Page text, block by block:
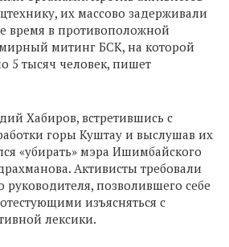
их массово задерживали
время в противоположной
митинг БСК, на которой
5 тысяч человек, пишет
Хабиров, встретившись с
горы Куштау и выслушав их
«убирать» мэра Ишимбайского
Активисты требовали
руководителя, позволившего себе
изъясняться с
лексики.